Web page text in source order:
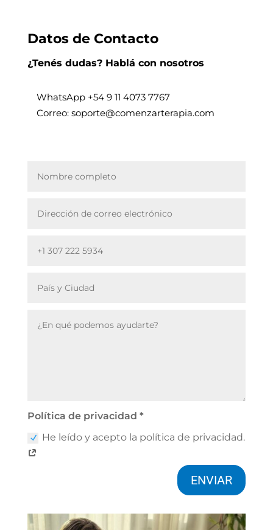
Datos de Contacto
¿Tenés dudas? Hablá con nosotros
WhatsApp +54 9 11 4073 7767
Correo: soporte@comenzarterapia.com
Política de privacidad *
He leído y acepto la política de privacidad.
ENVIAR